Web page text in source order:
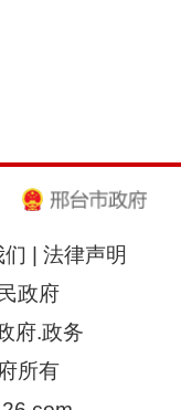
| 法律声明
政府
府.政务
所有